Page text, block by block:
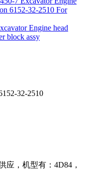
6152-32-2510 For
Engine head
block assy
32-2510
应，机型有：4D84，